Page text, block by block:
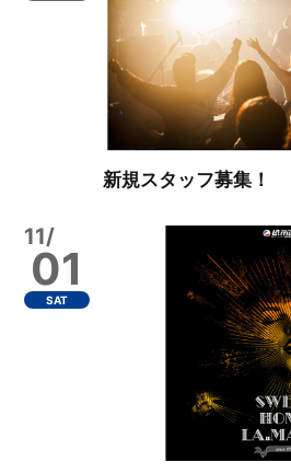
新規スタッフ募集！
11/
01
SAT